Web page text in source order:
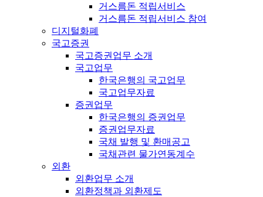
거스름돈 적립서비스
거스름돈 적립서비스 참여
디지털화폐
국고증권
국고증권업무 소개
국고업무
한국은행의 국고업무
국고업무자료
증권업무
한국은행의 증권업무
증권업무자료
국채 발행 및 환매공고
국채관련 물가연동계수
외환
외환업무 소개
외환정책과 외환제도